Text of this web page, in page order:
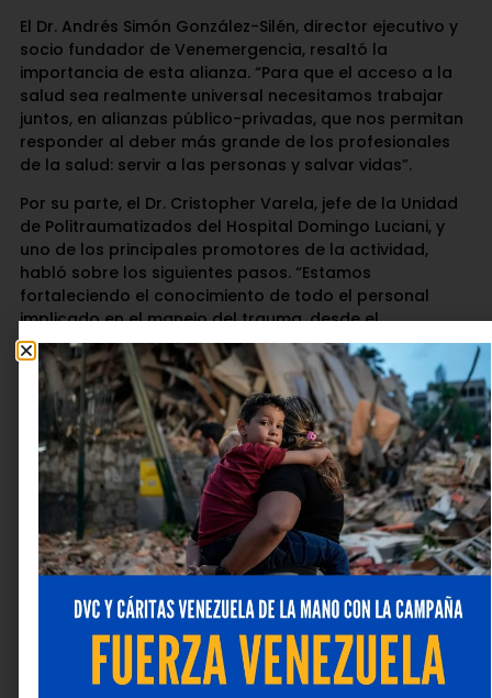
El Dr. Andrés Simón González-Silén, director ejecutivo y
socio fundador de Venemergencia, resaltó la
importancia de esta alianza. “Para que el acceso a la
salud sea realmente universal necesitamos trabajar
juntos, en alianzas público-privadas, que nos permitan
responder al deber más grande de los profesionales
de la salud: servir a las personas y salvar vidas”.
Por su parte, el Dr. Cristopher Varela, jefe de la Unidad
de Politraumatizados del Hospital Domingo Luciani, y
uno de los principales promotores de la actividad,
habló sobre los siguientes pasos. “Estamos
fortaleciendo el conocimiento de todo el personal
implicado en el manejo del trauma, desde el
paramédico hasta el cirujano especializado. Este
trabajo conjunto nos permitirá desarrollar
capacitaciones que abarquen todos los niveles de
atención, desde lo más básico hasta lo más avanzado
como el Curso Paciente PoliT que estaremos
presentado en los próximos meses”.
Con esta III Jornada Académica, Fundación
Venemergencia reafirma su compromiso con la
educación continua y la promoción de alianzas que
fortalezcan el sistema de salud venezolano, para
brindar atención oportuna, humana y de calidad en
situaciones de emergencia.
Deja una respuesta